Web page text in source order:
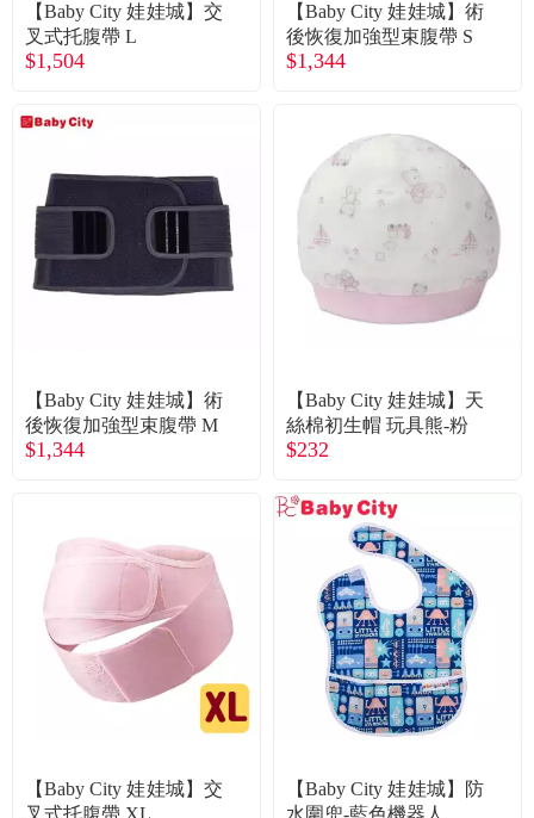
常見問題
折價券、紅利說明
【Baby City 娃娃城】交
叉式托腹帶 L
$1,504
【Baby City 娃娃城】術
後恢復加強型束腹帶 S
$1,344
【Baby City 娃娃城】術
後恢復加強型束腹帶 M
$1,344
【Baby City 娃娃城】天
絲棉初生帽 玩具熊-粉
$232
【Baby City 娃娃城】交
叉式托腹帶 XL
【Baby City 娃娃城】防
水圍兜-藍色機器人